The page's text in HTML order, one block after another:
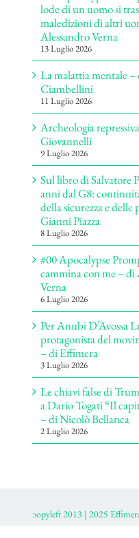
lode di un uomo si
maledizioni di altri
Alessandro Verna
13 Luglio 2026
La malattia mentale
Ciambellini
11 Luglio 2026
Archeologia
Giovannelli
9 Luglio 2026
Sul libro di Salvatore
anni dal G8:
della sicurezza e delle
Gianni Piazza
8 Luglio 2026
#00 Apocalypse
cammina con me – di
Verna
6 Luglio 2026
Per Anubi D’Avossa
protagonista del
– di Effimera
3 Luglio 2026
Le chiavi false di
a Dario Togati “Il
– di Nicolò Bellanca
2 Luglio 2026
ɔopyleft 2013 | 2025